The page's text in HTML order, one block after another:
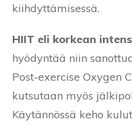
kiihdyttämisessä.
HIIT eli korkean
hyödyntää niin
Post-exercise Oxygen
kutsutaan myös
Käytännössä keho